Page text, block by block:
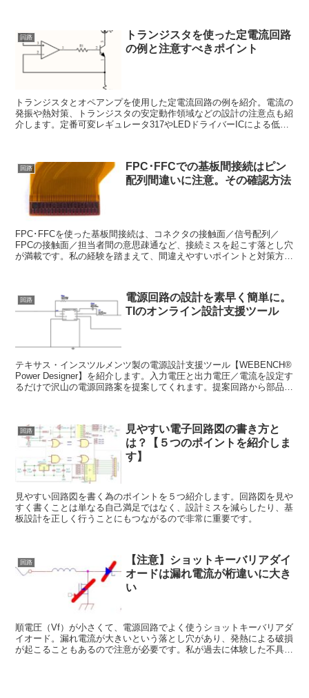
回路
トランジスタを使った定電流回路
の例と注意すべきポイント
トランジスタとオペアンプを使用した定電流回路の例を紹介。電流の
発振や熱対策、トランジスタの安定動作領域などの設計の注意点も紹
介します。定番可変レギュレータ317やLEDドライバーICによる低電
回路
FPC･FFCでの基板間接続はピン
配列間違いに注意。その確認方法
FPC･FFCを使った基板間接続は、コネクタの接触面／信号配列／
FPCの接触面／担当者間の意思疎通など、接続ミスを起こす落とし穴
が満載です。私の経験を踏まえて、間違えやすいポイントと対策方法
回路
電源回路の設計を素早く簡単に。
TIのオンライン設計支援ツール
テキサス・インスツルメンツ製の電源設計支援ツール【WEBENCH®
Power Designer】を紹介します。入力電圧と出力電圧／電流を設定す
るだけで沢山の電源回路案を提案してくれます。提案回路から部品を
回路
見やすい電子回路図の書き方と
は？【５つのポイントを紹介しま
す】
見やすい回路図を書く為のポイントを５つ紹介します。回路図を見や
すく書くことは単なる自己満足ではなく、設計ミスを減らしたり、基
板設計を正しく行うことにもつながるので非常に重要です。
回路
【注意】ショットキーバリアダイ
オードは漏れ電流が桁違いに大き
い
順電圧（Vf）が小さくて、電源回路でよく使うショットキーバリアダ
イオード。漏れ電流が大きいという落とし穴があり、発熱による破損
が起こることもあるので注意が必要です。私が過去に体験した不具合